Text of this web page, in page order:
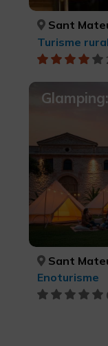
Sant
Turisme
Sant
Enoturisme